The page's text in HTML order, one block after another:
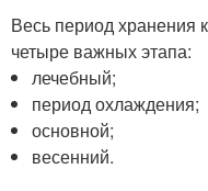
Весь период хранения
четыре важных этапа:
лечебный;
период охлаждения;
основной;
весенний.